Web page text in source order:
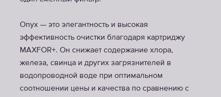
Onyx — это элегантность и высокая
эффективность очистки благодаря картриджу
MAXFOR+. Он снижает содержание хлора,
железа, свинца и других загрязнителей в
водопроводной воде при оптимальном
соотношении цены и качества по сравнению с